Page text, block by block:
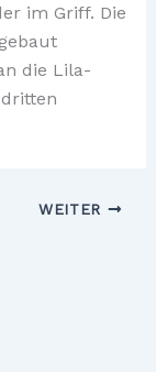
im Griff. Die
die Lila-
WEITER